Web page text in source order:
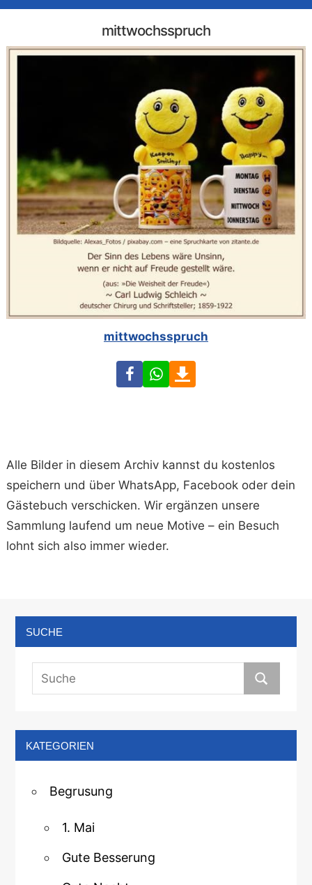
mittwochsspruch
mittwochsspruch
FacebookWhatsApp
Alle Bilder in diesem Archiv kannst du kostenlos
speichern und über WhatsApp, Facebook oder dein
Gästebuch verschicken. Wir ergänzen unsere
Sammlung laufend um neue Motive – ein Besuch
lohnt sich also immer wieder.
SUCHE
KATEGORIEN
Begrusung
1. Mai
Gute Besserung